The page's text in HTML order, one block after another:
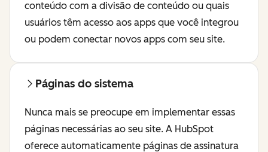
conteúdo com a divisão de conteúdo ou quais
usuários têm acesso aos apps que você integrou
ou podem conectar novos apps com seu site.
Páginas do sistema
Nunca mais se preocupe em implementar essas
páginas necessárias ao seu site. A HubSpot
oferece automaticamente páginas de assinatura